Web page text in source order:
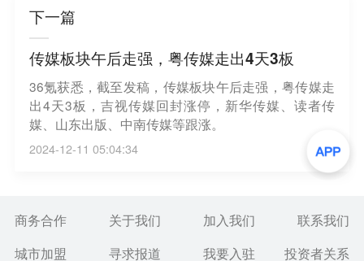
下一篇
传媒板块午后走强，粤传媒走出4天3板
36氪获悉，截至发稿，传媒板块午后走强，粤传媒走
出4天3板，吉视传媒回封涨停，新华传媒、读者传
媒、山东出版、中南传媒等跟涨。
2024-12-11 05:04:34
商务合作 关于我们 加入我们
联系我们
城市加盟
寻求报道 我要入驻 投资者关系